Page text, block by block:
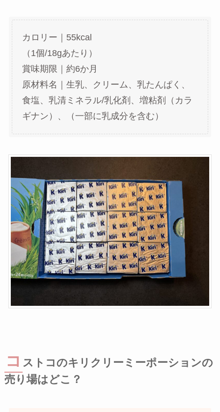
カロリー｜55kcal
（1個/18gあたり）
賞味期限｜約6か月
原材料名｜生乳、クリーム、乳たんぱく、
食塩、乳清ミネラル/乳化剤、増粘剤（カラ
ギナン）、（一部に乳成分を含む）
コ ストコのキリクリーミーポーションの
売り場はどこ？